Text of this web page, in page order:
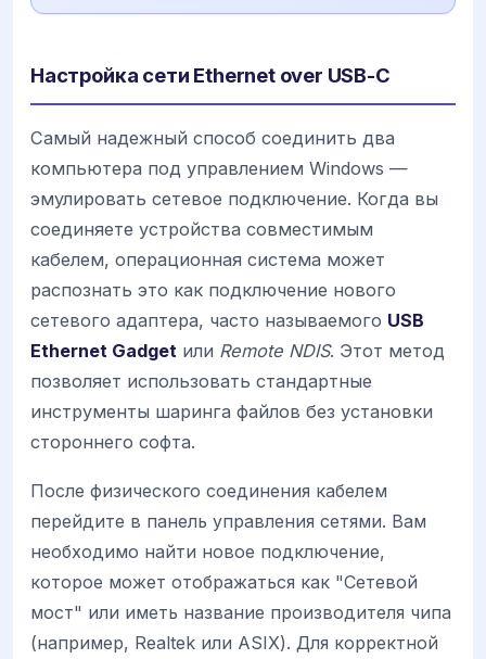
Настройка сети Ethernet over USB-C
Самый надежный способ соединить два
компьютера под управлением Windows —
эмулировать сетевое подключение. Когда вы
соединяете устройства совместимым
кабелем, операционная система может
распознать это как подключение нового
сетевого адаптера, часто называемого USB
Ethernet Gadget или Remote NDIS. Этот метод
позволяет использовать стандартные
инструменты шаринга файлов без установки
стороннего софта.
После физического соединения кабелем
перейдите в панель управления сетями. Вам
необходимо найти новое подключение,
которое может отображаться как "Сетевой
мост" или иметь название производителя чипа
(например, Realtek или ASIX). Для корректной